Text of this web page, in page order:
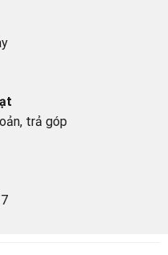
trả góp